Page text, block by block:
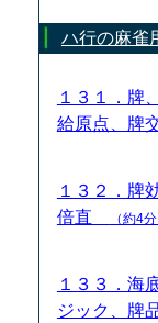
ハ行の麻雀
１３１．牌
給原点、牌
１３２．牌
倍直
（約4分
１３３．海
ジック、牌